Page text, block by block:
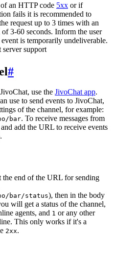
an HTTP code 5xx or if
fails it is recommended to
request up to 3 times with an
3-60 seconds. Inform the user
event is temporarily undeliverable.
server support
#
use the JivoChat app.
use to send events to JivoChat,
of the channel, for example:
bar. To receive messages from
add the URL to receive events
the end of the URL for sending
bar/status), then in the body
will get a status of the channel,
agents, and 1 or any other
This only works if it's a
2xx.